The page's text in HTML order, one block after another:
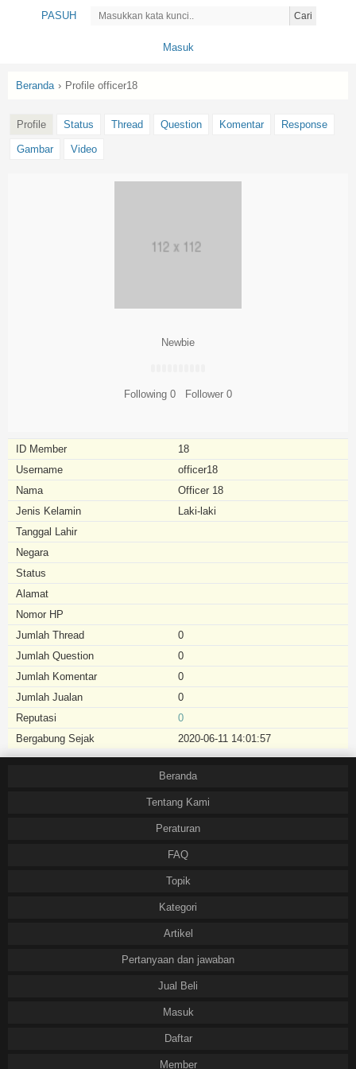
PASUH Cari
Masuk
Beranda › Profile officer18
Profile Status Thread Question Komentar Response
Gambar Video
Newbie
Following 0 Follower 0
ID Member
18
Username
officer18
Nama
Officer 18
Jenis Kelamin
Laki-laki
Tanggal Lahir
Negara
Status
Alamat
Nomor HP
Jumlah Thread
0
Jumlah Question
0
Jumlah Komentar
0
Jumlah Jualan
0
Reputasi
0
Bergabung Sejak
2020-06-11 14:01:57
Beranda
Tentang Kami
Peraturan
FAQ
Topik
Kategori
Artikel
Pertanyaan dan jawaban
Jual Beli
Masuk
Daftar
Member